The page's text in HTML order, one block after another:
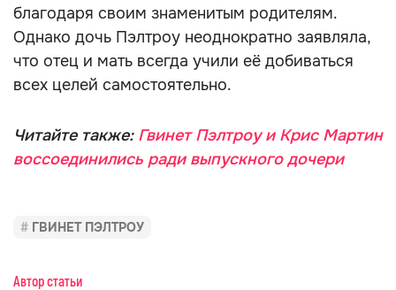
благодаря своим знаменитым родителям.
Однако дочь Пэлтроу неоднократно заявляла,
что отец и мать всегда учили её добиваться
всех целей самостоятельно.
Читайте также: Гвинет Пэлтроу и Крис Мартин
воссоединились ради выпускного дочери
ГВИНЕТ ПЭЛТРОУ
Автор статьи